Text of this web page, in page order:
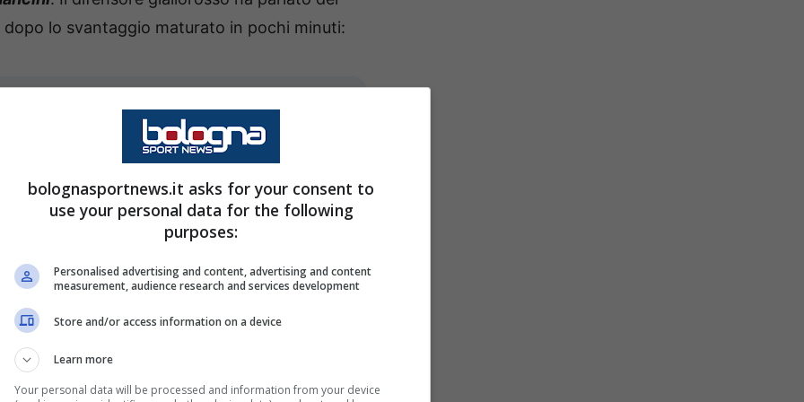
lo svantaggio maturato in pochi minuti:
mai mancare. Stasera lo
sempre. Dobbiamo essere
goal in sette minuti è difficile
avevamo il controllo.
lo facciamo tante
essere ancora più
bolognasportnews.it asks for your consent to
use your personal data for the following
purposes:
Personalised advertising and content, advertising and content
measurement, audience research and services development
Store and/or access information on a device
Learn more
Your personal data will be processed and information from your device